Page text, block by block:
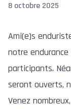
8 octobre 2025
Ami(e)s
notre
participants.
seront ouverts,
Venez